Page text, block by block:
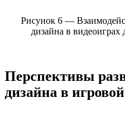
Рисунок 6 —
дизайна в видеоиграх
Перспективы
дизайна в